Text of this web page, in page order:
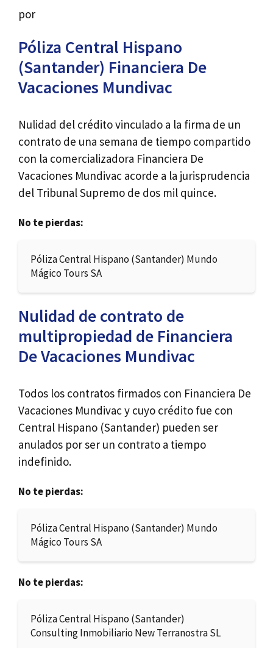
por
Póliza Central Hispano
(Santander) Financiera De
Vacaciones Mundivac
Nulidad del crédito vinculado a la firma de un
contrato de una semana de tiempo compartido
con la comercializadora Financiera De
Vacaciones Mundivac acorde a la jurisprudencia
del Tribunal Supremo de dos mil quince.
No te pierdas:
Póliza Central Hispano (Santander) Mundo
Mágico Tours SA
Nulidad de contrato de
multipropiedad de Financiera
De Vacaciones Mundivac
Todos los contratos firmados con Financiera De
Vacaciones Mundivac y cuyo crédito fue con
Central Hispano (Santander) pueden ser
anulados por ser un contrato a tiempo
indefinido.
No te pierdas:
Póliza Central Hispano (Santander) Mundo
Mágico Tours SA
No te pierdas:
Póliza Central Hispano (Santander)
Consulting Inmobiliario New Terranostra SL